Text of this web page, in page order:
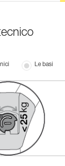
Le basi